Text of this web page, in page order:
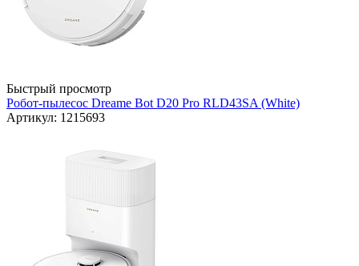
Быстрый просмотр
Робот-пылесос Dreame Bot D20 Pro RLD43SA (White)
Артикул: 1215693